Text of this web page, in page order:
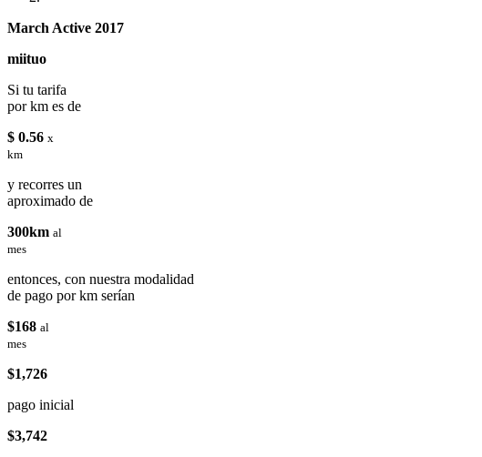
March Active 2017
miituo
Si tu tarifa
por km es de
$ 0.56 x
km
y recorres un
aproximado de
300km al
mes
entonces, con nuestra modalidad
de pago por km serían
$168 al
mes
$1,726
pago inicial
$3,742